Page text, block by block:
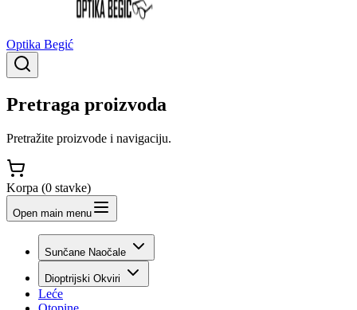
Optika Begić
Pretraga proizvoda
Pretražite proizvode i navigaciju.
Korpa (0 stavke)
Open main menu
Sunčane Naočale
Dioptrijski Okviri
Leće